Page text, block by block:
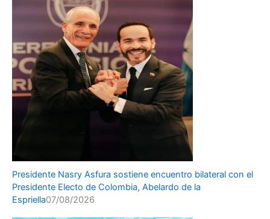
Presidente Nasry Asfura sostiene encuentro bilateral con el
Presidente Electo de Colombia, Abelardo de la
Espriella07/08/2026